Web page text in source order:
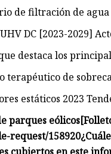
de filtración de
DC [2023-2029]
destaca los
de
estáticos 2023
parques eólicos
request/158920